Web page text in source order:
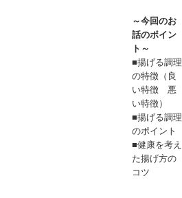
～今回のお
話のポイン
ト～
■揚げる調理
の特徴（良
い特徴 悪
い特徴）
■揚げる調理
のポイント
■健康を考え
た揚げ方の
コツ